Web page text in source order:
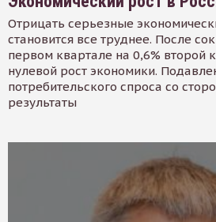
Отрицать серьезные
становится все труднее. После
первом квартале на 0,6% второй
нулевой рост экономики.
потребительского спроса со
результаты